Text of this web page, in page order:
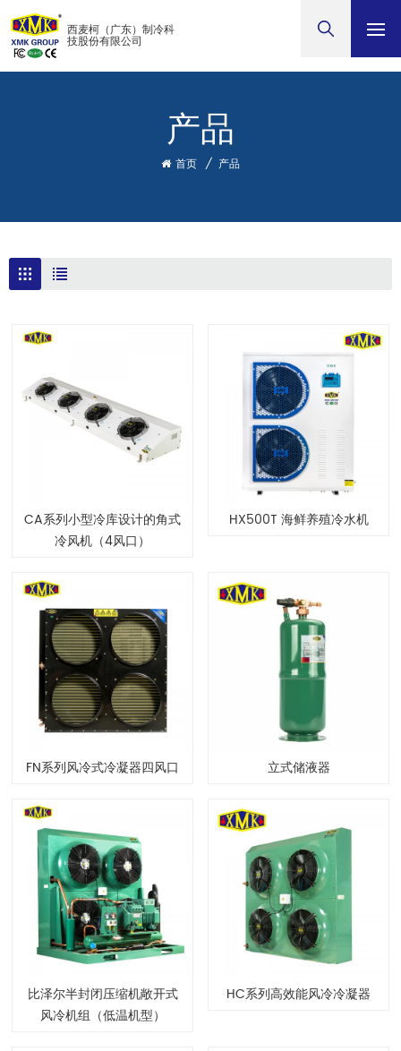
西麦柯（广东）制冷科
技股份有限公司
产品
首页 / 产品
CA系列小型冷库设计的角式
冷风机（4风口）
HX500T 海鲜养殖冷水机
FN系列风冷式冷凝器四风口 立式储液器
比泽尔半封闭压缩机敞开式
风冷机组（低温机型）
HC系列高效能风冷冷凝器